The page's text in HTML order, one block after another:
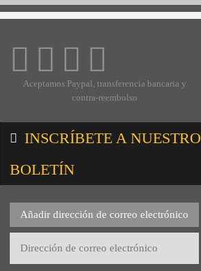
Aceptamos Paypal, transferencia bancaria y
contra-reembolso
INSCRÍBETE A NUESTRO
BOLETÍN
Añadir dirección de correo electrónico